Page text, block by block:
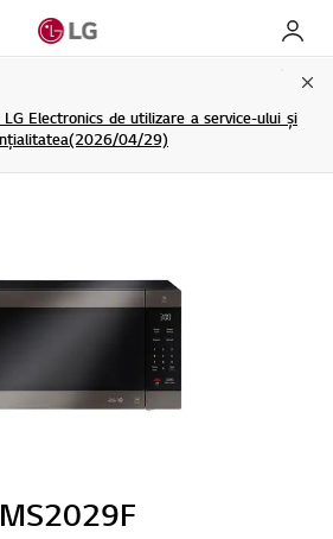
My LG
Electronics de utilizare a service-ului și
04/29)
MS2029F